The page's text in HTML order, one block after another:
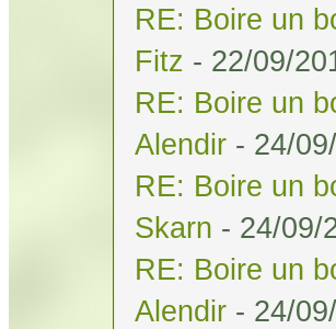
RE: Boire un
Fitz - 22/09/
RE: Boire un
Alendir - 24/
RE: Boire un
Skarn - 24/09/
RE: Boire un
Alendir - 24/